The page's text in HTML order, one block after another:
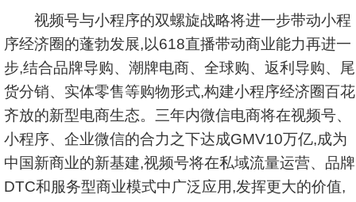
视频号与小程序的双螺旋战略将进一步带动小程
序经济圈的蓬勃发展,以618直播带动商业能力再进一
步,结合品牌导购、潮牌电商、全球购、返利导购、尾
货分销、实体零售等购物形式,构建小程序经济圈百花
齐放的新型电商生态。三年内微信电商将在视频号、
小程序、企业微信的合力之下达成GMV10万亿,成为
中国新商业的新基建,视频号将在私域流量运营、品牌
DTC和服务型商业模式中广泛应用,发挥更大的价值,